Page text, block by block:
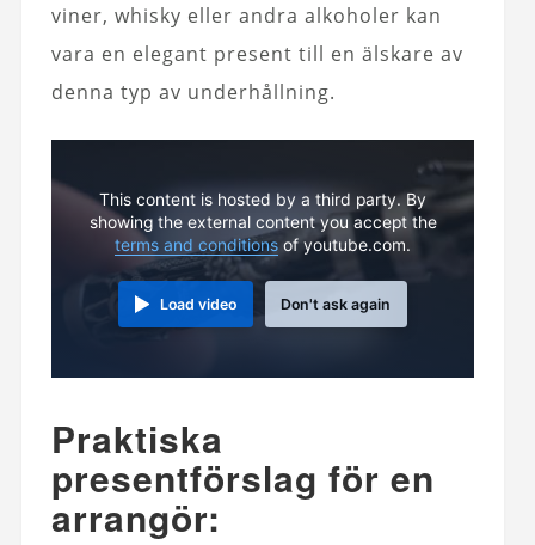
viner, whisky eller andra alkoholer kan
vara en elegant present till en älskare av
denna typ av underhållning.
This content is hosted by a third party. By
showing the external content you accept the
terms and conditions of youtube.com.
Load video Don't ask again
Praktiska
presentförslag för en
arrangör: